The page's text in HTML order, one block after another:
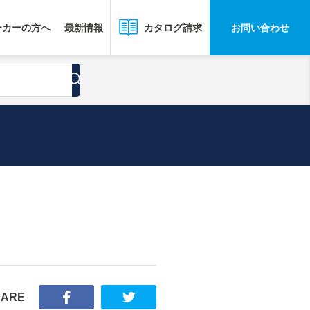
ーの方へ 最新情報 カタログ請求 お問い合わせ